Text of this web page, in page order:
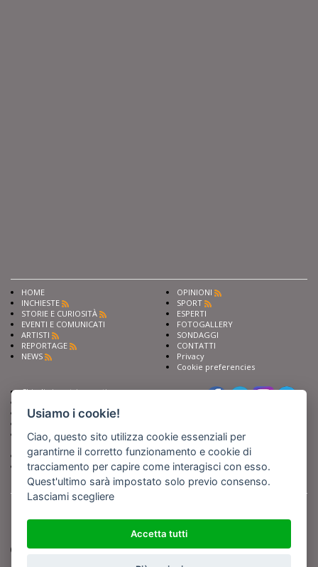
HOME
INCHIESTE
STORIE E CURIOSITÀ
EVENTI E COMUNICATI
ARTISTI
REPORTAGE
NEWS
OPINIONI
SPORT
ESPERTI
FOTOGALLERY
SONDAGGI
CONTATTI
Privacy
Cookie preferencies
Chiedi ai nostri esperti
Fai pubblicità con noi
Iscriviti al nostro corso di
giornalismo
Compra i nostri libri
Entra in Barinedita Map
Copyright BARIREPORT s.a.s. All rights reserved - Tutte le fotografie recanti il
logo di Barinedita sono state commissionate da BARIREPORT s.a.s. che ne
detiene i Diritti d'Autore e sono state prodotte nell'anno 2012 e seguenti
(tranne che non vi sia uno specifico anno di scatto riportato)
Usiamo i cookie!
Ciao, questo sito utilizza cookie essenziali per
garantirne il corretto funzionamento e cookie di
tracciamento per capire come interagisci con esso.
Quest'ultimo sarà impostato solo previo consenso.
Lasciami scegliere
Accetta tutti